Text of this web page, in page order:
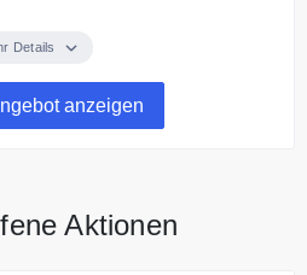
versandkostenfrei.
Details
anzeigen
Aktionen